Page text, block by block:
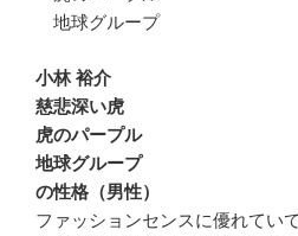
地球グループ
小林 裕介
慈悲深い虎
虎のパープル
地球グループ
の性格（男性）
ファッションセンスに優れてい